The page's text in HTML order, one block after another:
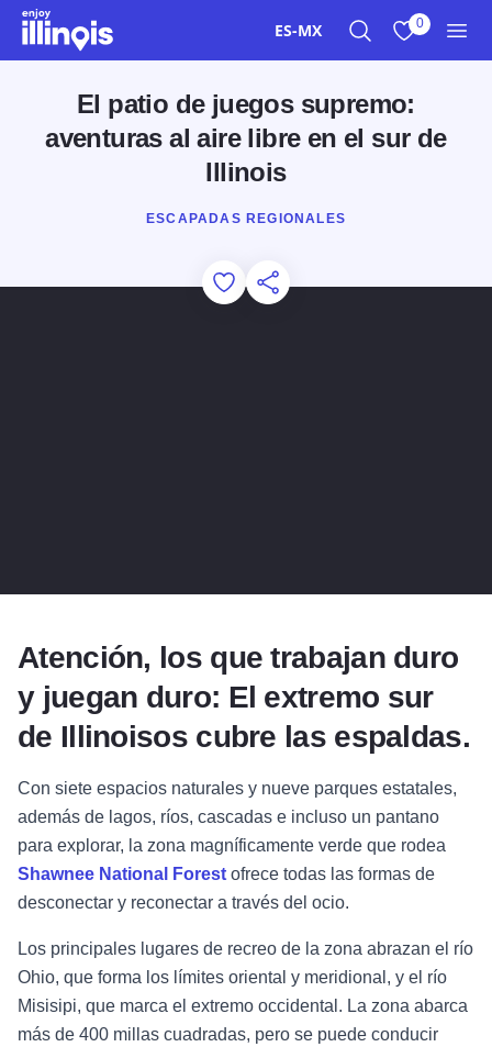
Ir al contenido principal
ES-MX 0
El patio de juegos supremo:
aventuras al aire libre en el sur de
Illinois
ESCAPADAS REGIONALES
Add to Favorites
Compartir esta página
Atención, los que trabajan duro
y juegan duro: El extremo sur
de Illinoisos cubre las espaldas.
Con siete espacios naturales y nueve parques estatales,
además de lagos, ríos, cascadas e incluso un pantano
para explorar, la zona magníficamente verde que rodea
Shawnee National Forest ofrece todas las formas de
desconectar y reconectar a través del ocio.
Los principales lugares de recreo de la zona abrazan el río
Ohio, que forma los límites oriental y meridional, y el río
Misisipi, que marca el extremo occidental. La zona abarca
más de 400 millas cuadradas, pero se puede conducir